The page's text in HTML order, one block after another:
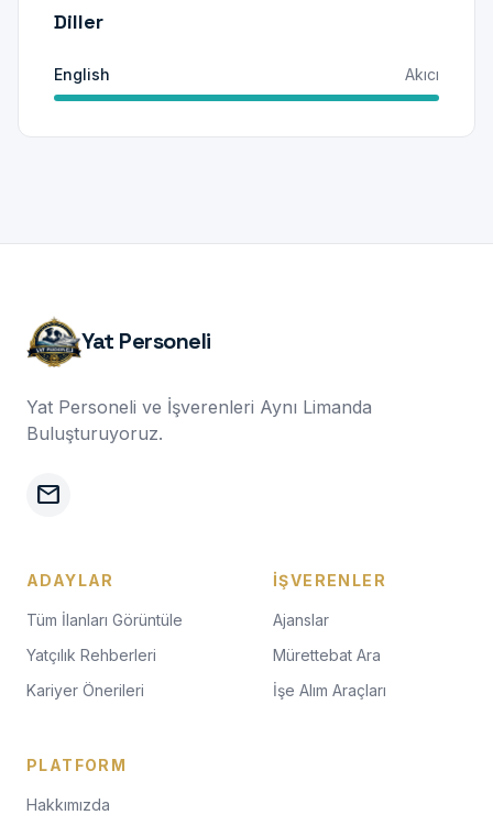
Diller
English Akıcı
Yat Personeli
Yat Personeli ve İşverenleri Aynı Limanda
Buluşturuyoruz.
mail
ADAYLAR
Tüm İlanları Görüntüle
Yatçılık Rehberleri
Kariyer Önerileri
İŞVERENLER
Ajanslar
Mürettebat Ara
İşe Alım Araçları
PLATFORM
Hakkımızda